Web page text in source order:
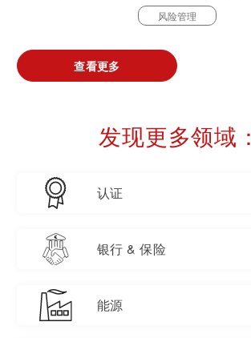
风险管理
查看更多
发现更多领域：
认证
银行 & 保险
能源